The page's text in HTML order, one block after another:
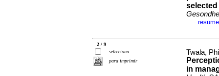
·
2 / 9
selecciona
para imprimir
Twala,
in